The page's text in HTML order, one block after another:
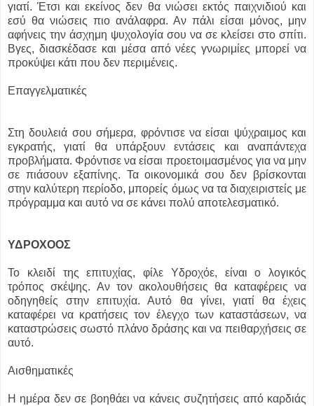
γιατί. Έτσι και εκείνος δεν θα νιώσει εκτός παιχνιδιού και
εσύ θα νιώσεις πιο ανάλαφρα. Αν πάλι είσαι μόνος, μην
αφήνεις την άσχημη ψυχολογία σου να σε κλείσει στο σπίτι.
Βγες, διασκέδασε και μέσα από νέες γνωριμίες μπορεί να
προκύψει κάτι που δεν περιμένεις.
Επαγγελματικές
Στη δουλειά σου σήμερα, φρόντισε να είσαι ψύχραιμος και
εγκρατής, γιατί θα υπάρξουν εντάσεις και αναπάντεχα
προβλήματα. Φρόντισε να είσαι προετοιμασμένος για να μην
σε πιάσουν εξαπίνης. Τα οικονομικά σου δεν βρίσκονται
στην καλύτερη περίοδο, μπορείς όμως να τα διαχειριστείς με
πρόγραμμα και αυτό να σε κάνει πολύ αποτελεσματικό.
ΥΔΡΟΧΟΟΣ
Το κλειδί της επιτυχίας, φίλε Υδροχόε, είναι ο λογικός
τρόπος σκέψης. Αν τον ακολουθήσεις θα καταφέρεις να
οδηγηθείς στην επιτυχία. Αυτό θα γίνει, γιατί θα έχεις
καταφέρει να κρατήσεις τον έλεγχο των καταστάσεων, να
καταστρώσεις σωστό πλάνο δράσης και να πειθαρχήσεις σε
αυτό.
Αισθηματικές
Η ημέρα δεν σε βοηθάει να κάνεις συζητήσεις από καρδιάς